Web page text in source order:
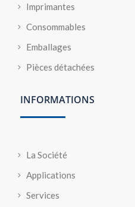
Imprimantes
Consommables
Emballages
Pièces détachées
INFORMATIONS
La Société
Applications
Services